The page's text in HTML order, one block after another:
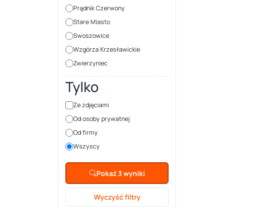
Prądnik Czerwony
Stare Miasto
Swoszowice
Wzgórza Krzesławickie
Zwierzyniec
Tylko
Ze zdjęciami
Od osoby prywatnej
Od firmy
Wszyscy
Pokaż 3 wyniki
Wyczyść filtry